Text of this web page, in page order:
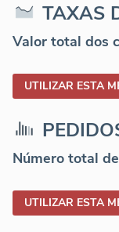
TAXAS
Valor total dos
UTILIZAR ESTA
Número total
UTILIZAR ESTA